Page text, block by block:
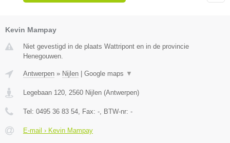
Kevin Mampay
Niet gevestigd in de plaats Wattripont en in de provincie
Henegouwen.
Antwerpen » Nijlen | Google maps ▼
Legebaan 120 2560 Nijlen (Antwerpen)
Tel: 0495 36 83 54 , Fax: - , BTW-nr: -
E-mail › Kevin Mampay